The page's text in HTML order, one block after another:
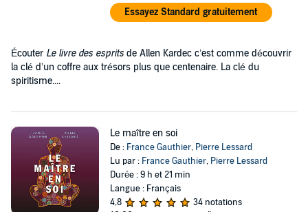
Essayez Standard gratuitement
Écouter Le livre des espritsde Allen Kardec c’est comme découvrir
la clé d’un coffre aux trésors plus que centenaire. La clé du
spiritisme....
Le maître en soi
De : France Gauthier, Pierre Lessard
Lu par : France Gauthier, Pierre Lessard
Durée : 9 h et 21 min
Langue : Français
4,8
34 notations